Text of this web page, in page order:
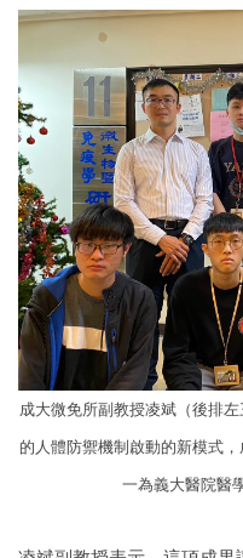
成大微免所副教授凌斌（後排
的人體防禦機制啟動的新模式
一為義大醫院醫